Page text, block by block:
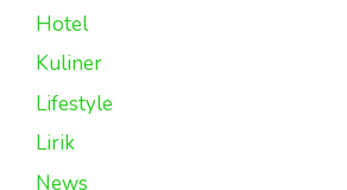
Hotel
Kuliner
Lifestyle
Lirik
News